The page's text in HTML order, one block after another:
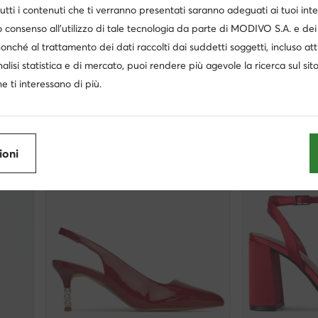
Aldo
Scarpe stiletto · Rosso · 9.5 cm
Prezzo attuale
66,99 €
Prezzo regolare
extra -
Eva Minge
Scarpe stiletto ·
Prezzo attuale
61,99€
i contenuti che ti verranno presentati saranno adeguati ai tuoi
consenso all’utilizzo di tale tecnologia da parte di MODIVO S.A. e
al trattamento dei dati raccolti dai suddetti soggetti, incluso
statistica e di mercato, puoi rendere più agevole la ricerca sul
ti interessano di più.